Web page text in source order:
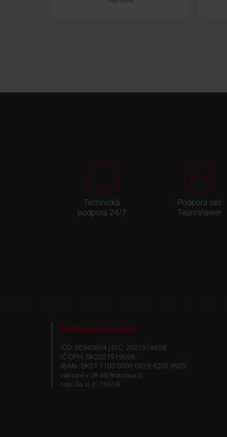
Technická
podpora 24/7
Podpora cez
TeamViewer
Fakturačné údaje
IČO: 36340804 | DIČ: 2021919658
IČ DPH: SK2021919658
IBAN : SK51 1100 0000 0029 4205 9929
zapísané v OR MS Bratislava III,
odd.: Sa, vl. č.: 7597/B